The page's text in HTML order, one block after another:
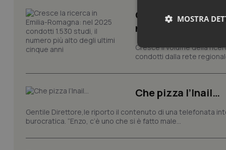
Cresce la ricerca
numero più alto
Cresce il volume della
condotti dalla rete
Che pizza l’Inail…
Gentile Direttore,le riporto il contenuto di una telefonata
burocratica. “Enzo, c’è uno che si è fatto male...
MOSTRA
I cookie necessari